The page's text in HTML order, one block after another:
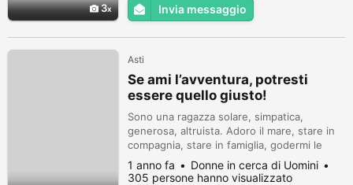
3 Invia messaggio
Asti
Se ami l’avventura, potresti
essere quello giusto!
Sono una ragazza solare, simpatica,
generosa, altruista. Adoro il mare, stare in
compagnia, stare in famiglia, godermi le
buone cene, cucinare.
1 anno fa
Donne in cerca di Uomini
305 persone hanno visualizzato